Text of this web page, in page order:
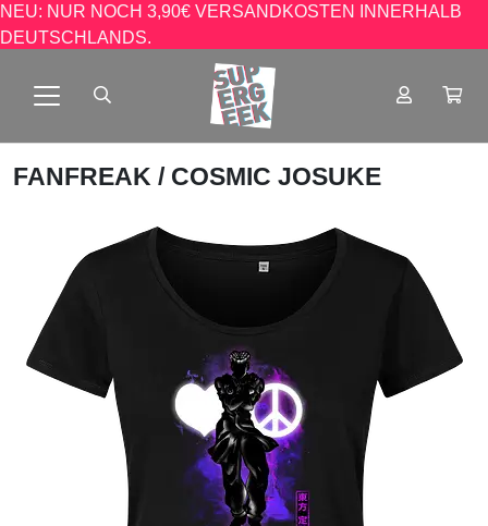
NEU: NUR NOCH 3,90€ VERSANDKOSTEN INNERHALB
DEUTSCHLANDS.
FANFREAK / COSMIC JOSUKE